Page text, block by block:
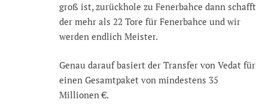
groß ist, zurückhole zu Fenerbahce dann schafft
der mehr als 22 Tore für Fenerbahce und wir
werden endlich Meister.
Genau darauf basiert der Transfer von Vedat für
einen Gesamtpaket von mindestens 35
Millionen €.